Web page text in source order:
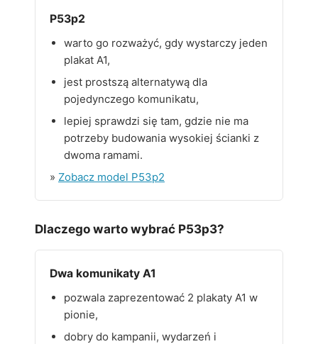
P53p2
warto go rozważyć, gdy wystarczy jeden
plakat A1,
jest prostszą alternatywą dla
pojedynczego komunikatu,
lepiej sprawdzi się tam, gdzie nie ma
potrzeby budowania wysokiej ścianki z
dwoma ramami.
» Zobacz model P53p2
Dlaczego warto wybrać P53p3?
Dwa komunikaty A1
pozwala zaprezentować 2 plakaty A1 w
pionie,
dobry do kampanii, wydarzeń i